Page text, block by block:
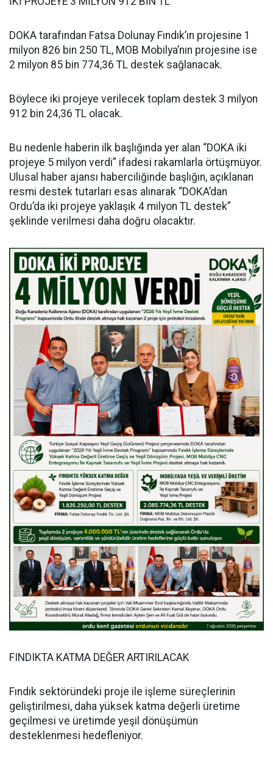
DOKA tarafından Fatsa Dolunay Fındık’ın projesine 1
milyon 826 bin 250 TL, MOB Mobilya’nın projesine ise
2 milyon 85 bin 774,36 TL destek sağlanacak.
Böylece iki projeye verilecek toplam destek 3 milyon
912 bin 24,36 TL olacak.
Bu nedenle haberin ilk başlığında yer alan “DOKA iki
projeye 5 milyon verdi” ifadesi rakamlarla örtüşmüyor.
Ulusal haber ajansı haberciliğinde başlığın, açıklanan
resmi destek tutarları esas alınarak “DOKA’dan
Ordu’da iki projeye yaklaşık 4 milyon TL destek”
şeklinde verilmesi daha doğru olacaktır.
FINDIKTA KATMA DEĞER ARTIRILACAK
Fındık sektöründeki proje ile işleme süreçlerinin
geliştirilmesi, daha yüksek katma değerli üretime
geçilmesi ve üretimde yeşil dönüşümün
desteklenmesi hedefleniyor.